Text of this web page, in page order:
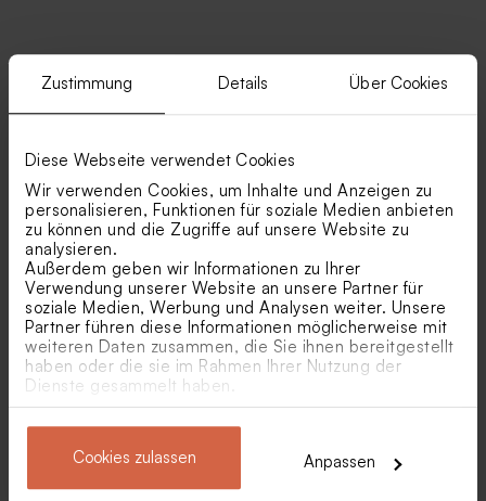
Zustimmung Details Über Cookies
Diese Webseite verwendet Cookies
Wir verwenden Cookies, um Inhalte und Anzeigen zu
personalisieren, Funktionen für soziale Medien anbieten
zu können und die Zugriffe auf unsere Website zu
analysieren.
Außerdem geben wir Informationen zu Ihrer
Verwendung unserer Website an unsere Partner für
soziale Medien, Werbung und Analysen weiter. Unsere
Partner führen diese Informationen möglicherweise mit
weiteren Daten zusammen, die Sie ihnen bereitgestellt
haben oder die sie im Rahmen Ihrer Nutzung der
Dienste gesammelt haben.
Cookies zulassen Anpassen
beigem Windrad
Windrad
Geschenkbox aus Samt mit
Ähnliche Produkte
Schicker Anhänger mit
Goldfolie 'Kalligrafie' | What’s
Geschenkanhänger in Form